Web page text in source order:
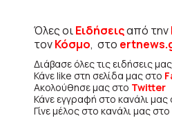
Όλες οιΕιδήσειςαπό την
τονΚόσμο, στο
Διάβασε όλες τις ειδήσεις
Κάνε like στη σελίδα μας στο
Ακολούθησε μας στο Twitter
Κάνε εγγραφή στο κανάλι
Γίνε μέλος στο κανάλι μας στο